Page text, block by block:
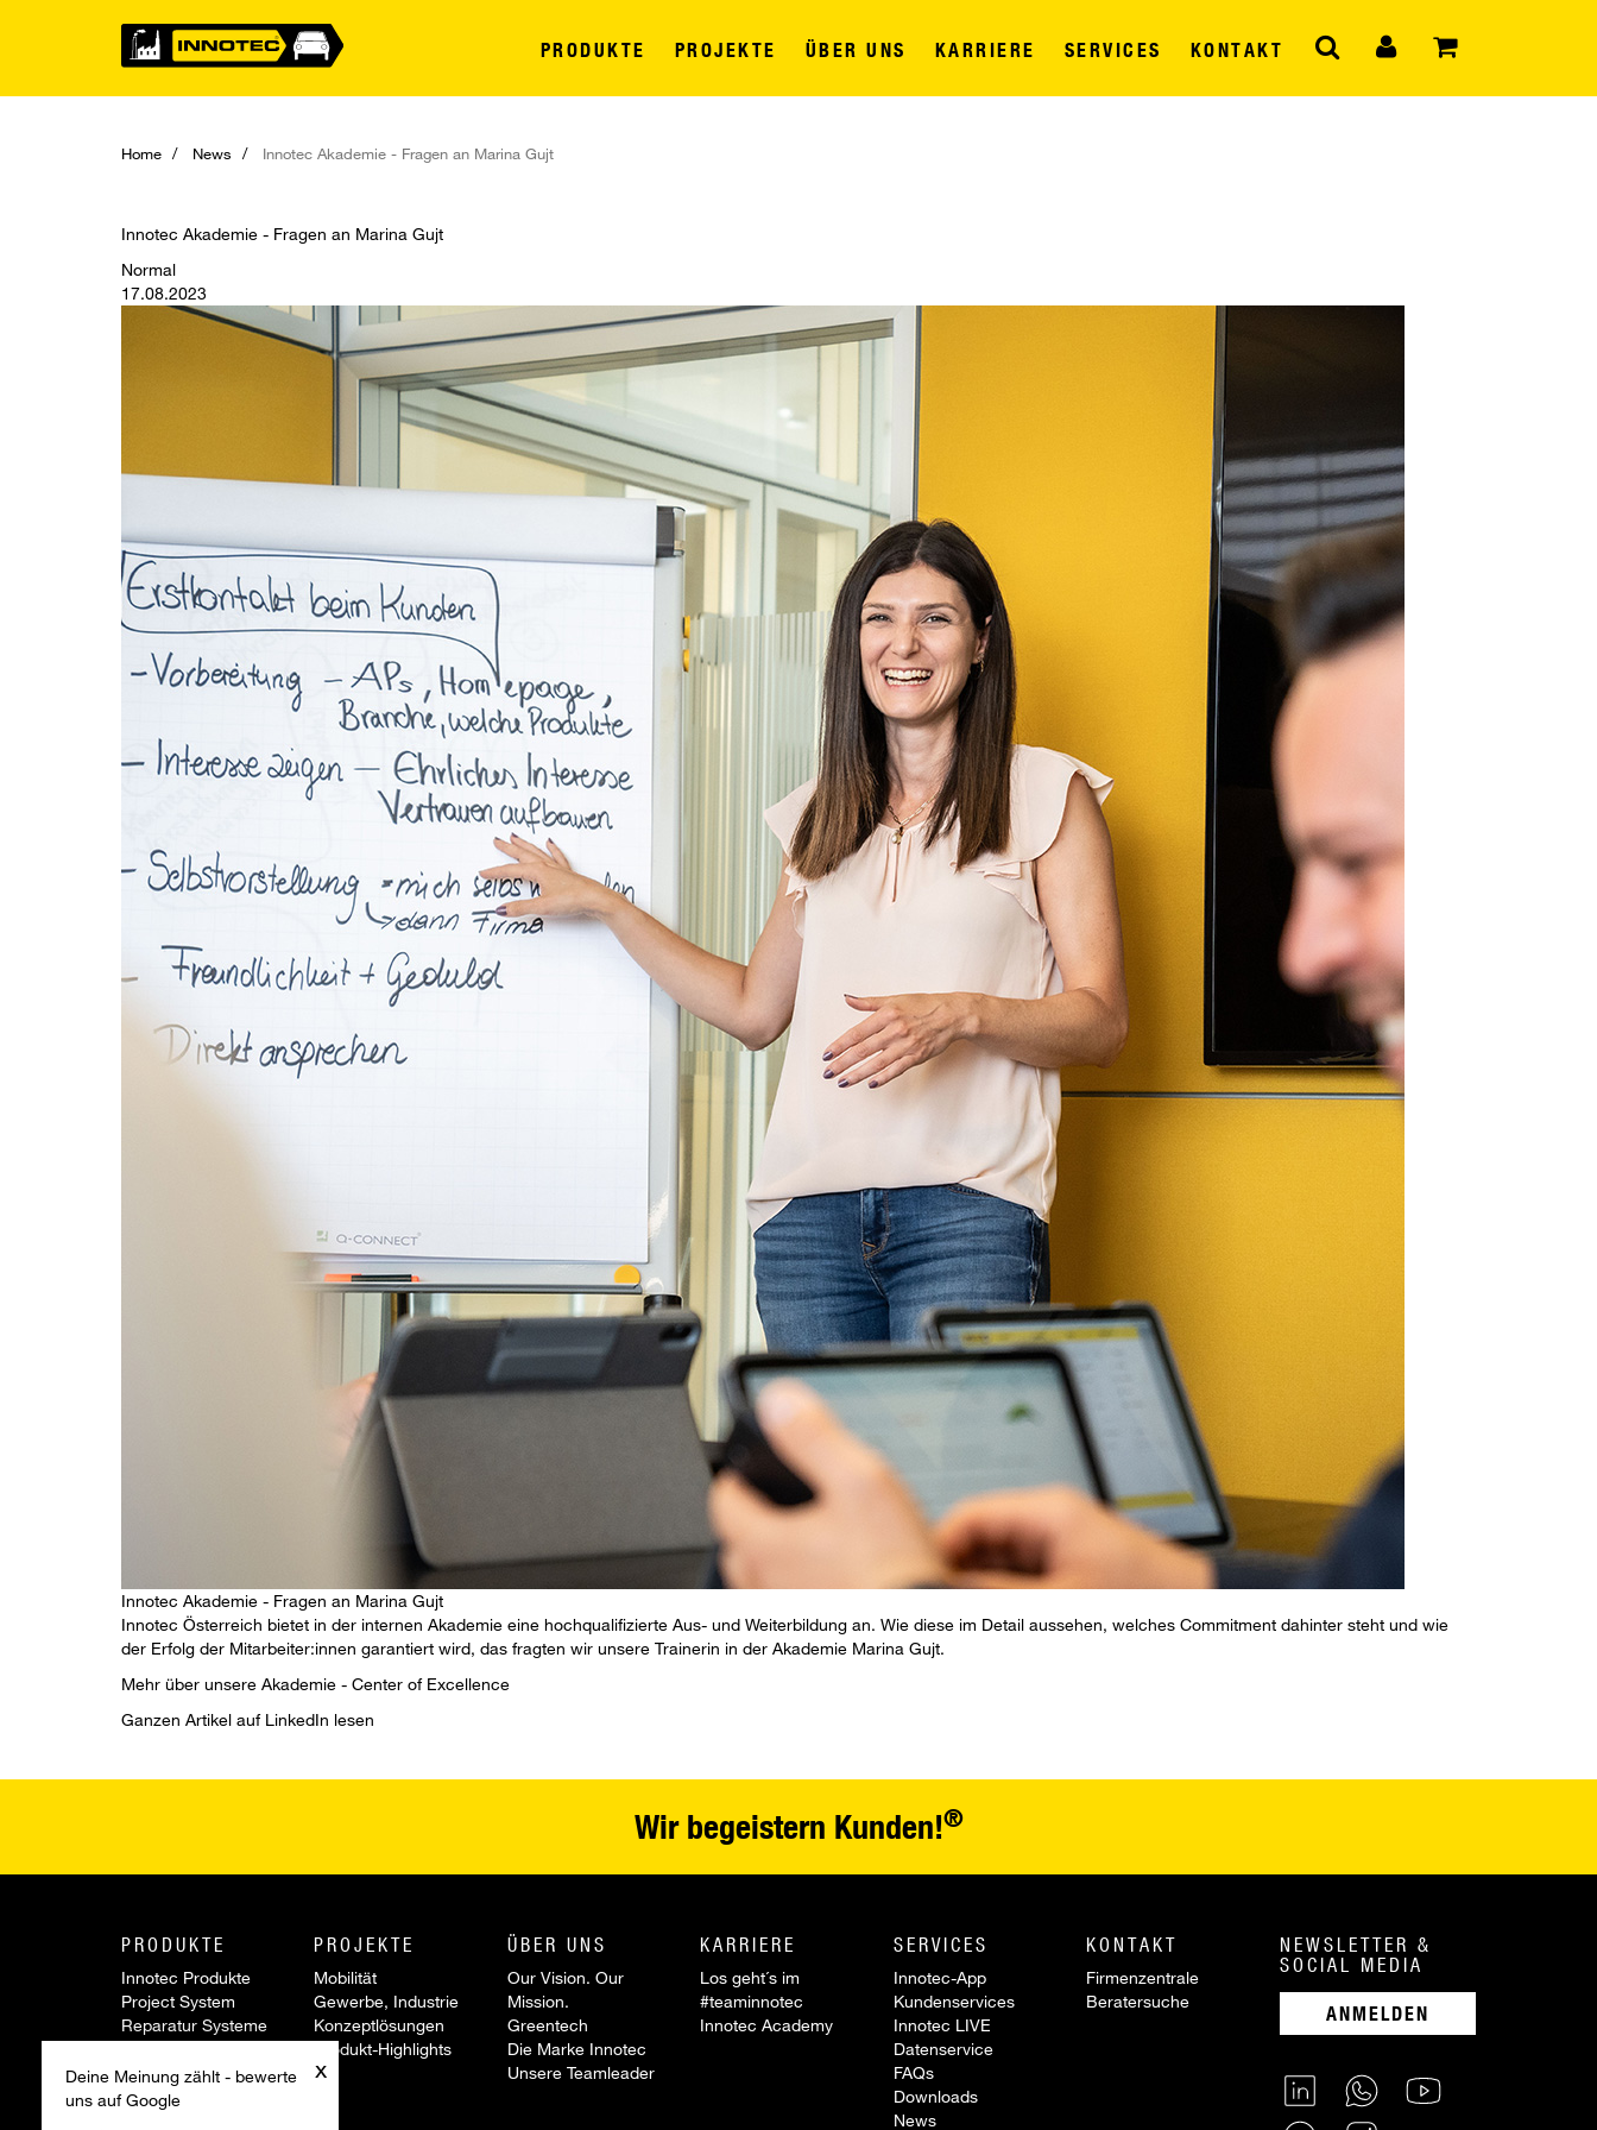
PRODUKTE PROJEKTE ÜBER UNS KARRIERE SERVICES KONTAKT
Home News Innotec Akademie - Fragen an Marina Gujt
x
Deine Meinung zählt - bewerte
uns auf Google
Innotec Akademie - Fragen an Marina Gujt
Normal
17.08.2023
Innotec Akademie - Fragen an Marina Gujt
Innotec Österreich bietet in der internen Akademie eine hochqualifizierte Aus- und Weiterbildung an. Wie diese im Detail aussehen, welches Commitment dahinter steht und wie
der Erfolg der Mitarbeiter:innen garantiert wird, das fragten wir unsere Trainerin in der Akademie Marina Gujt.
Mehr über unsere Akademie - Center of Excellence
Ganzen Artikel auf LinkedIn lesen
Wir begeistern Kunden!®
PRODUKTE
Innotec Produkte
Project System
Reparatur Systeme
Zubehör
Sonderartikel
PROJEKTE
Mobilität
Gewerbe, Industrie
Konzeptlösungen
Produkt-Highlights
ÜBER UNS
Our Vision. Our
Mission.
Greentech
Die Marke Innotec
Unsere Teamleader
KARRIERE
Los geht´s im
#teaminnotec
Innotec Academy
SERVICES
Innotec-App
Kundenservices
Innotec LIVE
Datenservice
FAQs
Downloads
News
KONTAKT
Firmenzentrale
Beratersuche
NEWSLETTER &
SOCIAL MEDIA
ANMELDEN